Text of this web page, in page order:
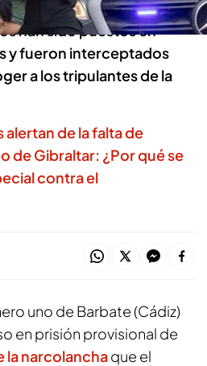
han sido puestos en
y fueron interceptados
a los tripulantes de la
alertan de la falta de
de Gibraltar: ¿Por qué se
contra el
uno de Barbate (Cádiz)
en prisión provisional de
la narcolanchaque el